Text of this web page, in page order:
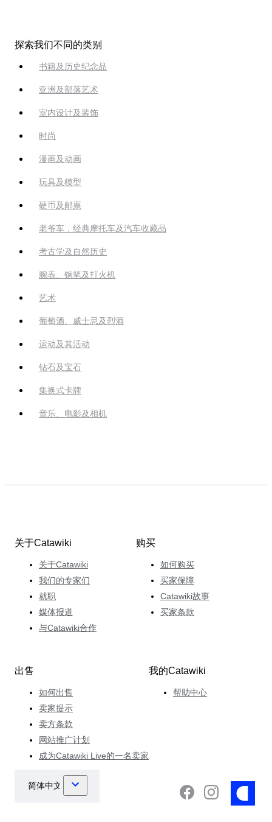
探索我们不同的类别
书籍及历史纪念品
亚洲及部落艺术
室内设计及装饰
时尚
漫画及动画
玩具及模型
硬币及邮票
老爷车，经典摩托车及汽车收藏品
考古学及自然历史
腕表、钢笔及打火机
艺术
葡萄酒、威士忌及烈酒
运动及其活动
钻石及宝石
集换式卡牌
音乐、电影及相机
关于Catawiki
关于Catawiki
我们的专家们
就职
媒体报道
与Catawiki合作
购买
如何购买
买家保障
Catawiki故事
买家条款
出售
如何出售
卖家提示
卖方条款
网站推广计划
成为Catawiki Live的一名卖家
我的Catawiki
帮助中心